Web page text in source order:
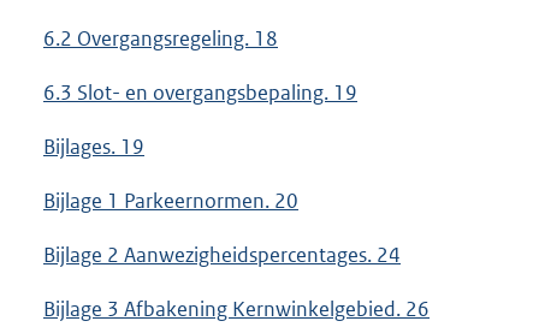
6.2 Overgangsregeling. 18
6.3 Slot- en overgangsbepaling. 19
Bijlages. 19
Bijlage 1 Parkeernormen. 20
Bijlage 2 Aanwezigheidspercentages. 24
Bijlage 3 Afbakening Kernwinkelgebied. 26